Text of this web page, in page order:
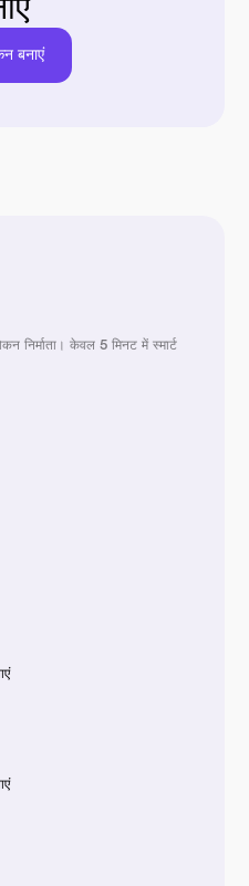
बनाएं
केवल 5 मिनट में स्मार्ट